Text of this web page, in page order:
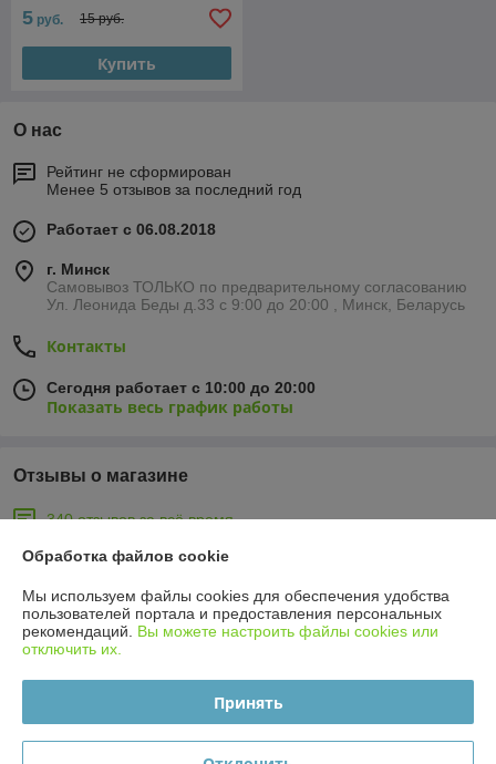
5 руб. 15 руб.
Купить
О нас
Рейтинг не сформирован
Менее 5 отзывов за последний год
Работает с 06.08.2018
г. Минск
Самовывоз ТОЛЬКО по предварительному согласованию
Ул. Леонида Беды д.33 с 9:00 до 20:00 , Минск, Беларусь
Контакты
Сегодня работает с 10:00 до 20:00
Показать весь график работы
Отзывы о магазине
340 отзывов за всё время
иван
Отлично
Сделка подтверждена через корзину
Отлично
Обработка файлов cookie
Мы используем файлы cookies для обеспечения удобства
пользователей портала и предоставления персональных
рекомендаций. Вы можете настроить файлы cookies или
отключить их.
Принять